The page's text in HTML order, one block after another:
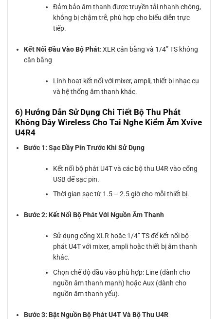
Đảm bảo âm thanh được truyền tải nhanh chóng,
không bị chậm trễ, phù hợp cho biểu diễn trực
tiếp.
Kết Nối Đầu Vào Bộ Phát: XLR cân bằng và 1/4” TS không
cân bằng
Linh hoạt kết nối với mixer, ampli, thiết bị nhạc cụ
và hệ thống âm thanh khác.
6) Hướng Dẫn Sử Dụng Chi Tiết Bộ Thu Phát
Không Dây Wireless Cho Tai Nghe Kiểm Âm Xvive
U4R4
Bước 1: Sạc Đầy Pin Trước Khi Sử Dụng
Kết nối bộ phát U4T và các bộ thu U4R vào cổng
USB để sạc pin.
Thời gian sạc từ 1.5 – 2.5 giờ cho mỗi thiết bị.
Bước 2: Kết Nối Bộ Phát Với Nguồn Âm Thanh
Sử dụng cổng XLR hoặc 1/4” TS để kết nối bộ
phát U4T với mixer, ampli hoặc thiết bị âm thanh
khác.
Chọn chế độ đầu vào phù hợp: Line (dành cho
nguồn âm thanh mạnh) hoặc Aux (dành cho
nguồn âm thanh yếu).
Bước 3: Bật Nguồn Bộ Phát U4T Và Bộ Thu U4R